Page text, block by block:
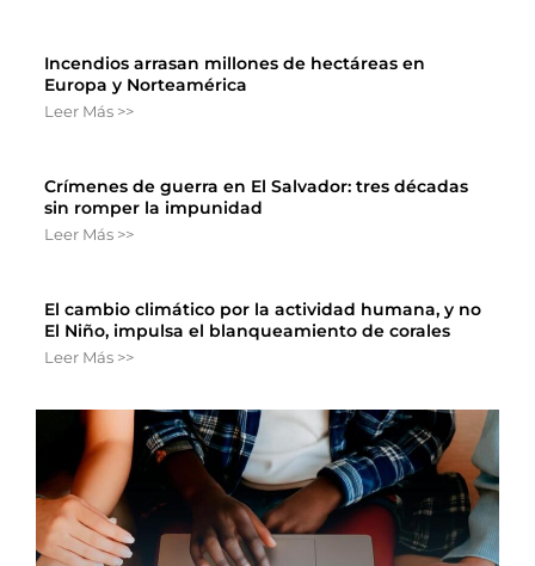
Incendios arrasan millones de hectáreas en
Europa y Norteamérica
Leer Más >>
Crímenes de guerra en El Salvador: tres décadas
sin romper la impunidad
Leer Más >>
El cambio climático por la actividad humana, y no
El Niño, impulsa el blanqueamiento de corales
Leer Más >>